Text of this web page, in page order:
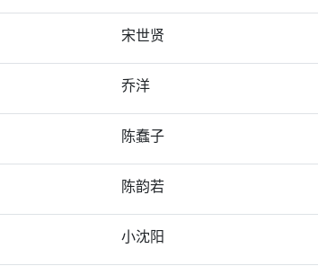
宋世贤
乔洋
陈蠢子
陈韵若
小沈阳